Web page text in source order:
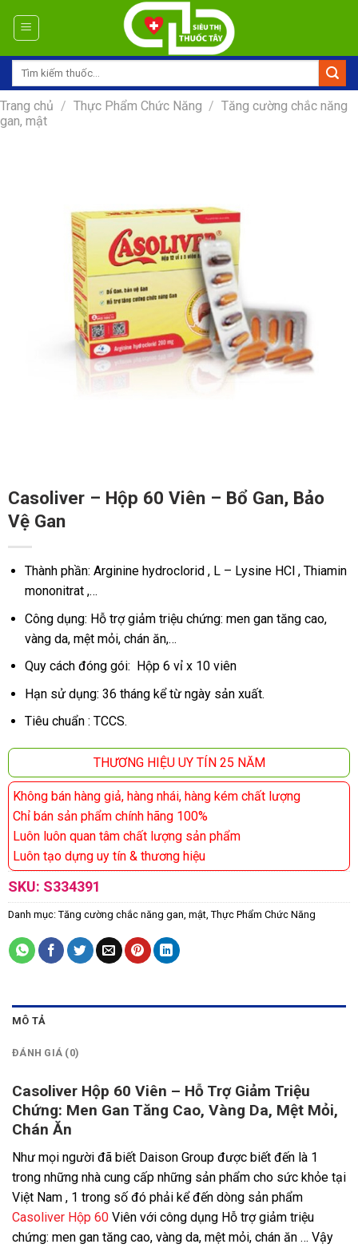
Tìm
Trang chủ / Thực Phẩm Chức Năng / Tăng cường chắc năng
gan, mật
Casoliver – Hộp 60 Viên – Bổ Gan, Bảo
Vệ Gan
Thành phần: Arginine hydroclorid , L – Lysine HCl , Thiamin
mononitrat ,…
Công dụng: Hỗ trợ giảm triệu chứng: men gan tăng cao,
vàng da, mệt mỏi, chán ăn,…
Quy cách đóng gói: Hộp 6 vỉ x 10 viên
Hạn sử dụng: 36 tháng kể từ ngày sản xuất.
Tiêu chuẩn : TCCS.
THƯƠNG HIỆU UY TÍN 25 NĂM
Không bán hàng giả, hàng nhái, hàng kém chất lượng
Chỉ bán sản phẩm chính hãng 100%
Luôn luôn quan tâm chất lượng sản phẩm
Luôn tạo dựng uy tín & thương hiệu
SKU: S334391
Danh mục: Tăng cường chắc năng gan, mật, Thực Phẩm Chức Năng
MÔ TẢ
ĐÁNH GIÁ (0)
Casoliver Hộp 60 Viên – Hỗ Trợ Giảm Triệu
Chứng: Men Gan Tăng Cao, Vàng Da, Mệt Mỏi,
Chán Ăn
Như mọi người đã biết Daison Group được biết đến là 1
trong những nhà cung cấp những sản phẩm cho sức khỏe tại
Việt Nam , 1 trong số đó phải kể đến dòng sản phẩm
Casoliver Hộp 60 Viên với công dụng Hỗ trợ giảm triệu
chứng: men gan tăng cao, vàng da, mệt mỏi, chán ăn … Vậy